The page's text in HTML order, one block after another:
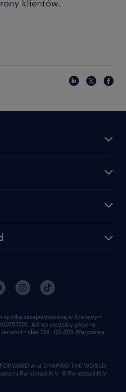
klientów.
spółką zarejestrowaną w Krajowym
Adres siedziby głównej
134, 02-305 Warszawa.
and SHAPING THE WORLD
Randstad N.V. © Randstad N.V